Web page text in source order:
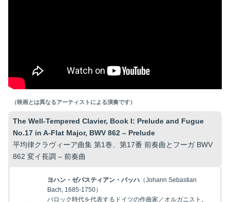
（映画とは異なるアーティストによる演奏です）
The Well-Tempered Clavier, Book I: Prelude and Fugue
No.17 in A-Flat Major, BWV 862 – Prelude
平均律クラヴィーア曲集 第1巻、第17番 前奏曲とフーガ BWV
862 変イ長調 – 前奏曲
ヨハン・ゼバスティアン・バッハ（Johann Sebastian
Bach, 1685-1750）
バロック時代を代表するドイツの作曲家／オルガニスト。